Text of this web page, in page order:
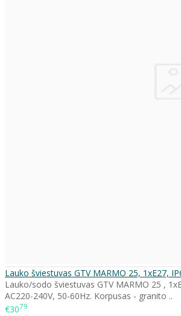
Lauko šviestuvas GTV MARMO 25, 1xE27,
Lauko/sodo šviestuvas GTV MARMO 25 ,
AC220-240V, 50-60Hz. Korpusas - granito ..
€3079